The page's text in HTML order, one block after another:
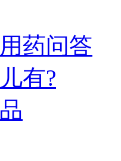
药问答
有?